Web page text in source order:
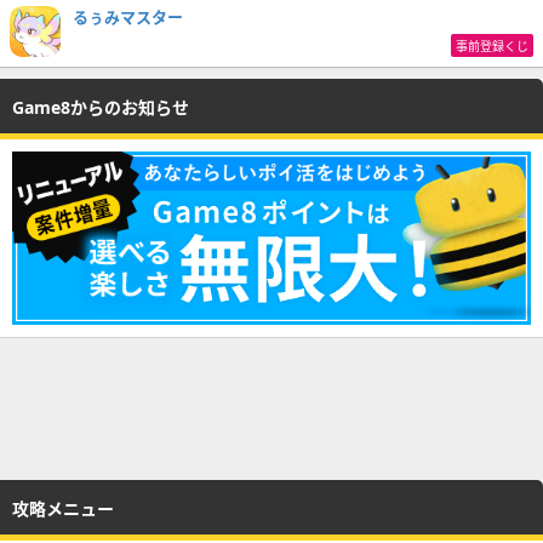
るぅみマスター
事前登録くじ
Game8からのお知らせ
攻略メニュー